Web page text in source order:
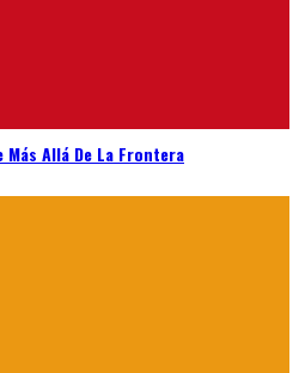
Allá De La Frontera